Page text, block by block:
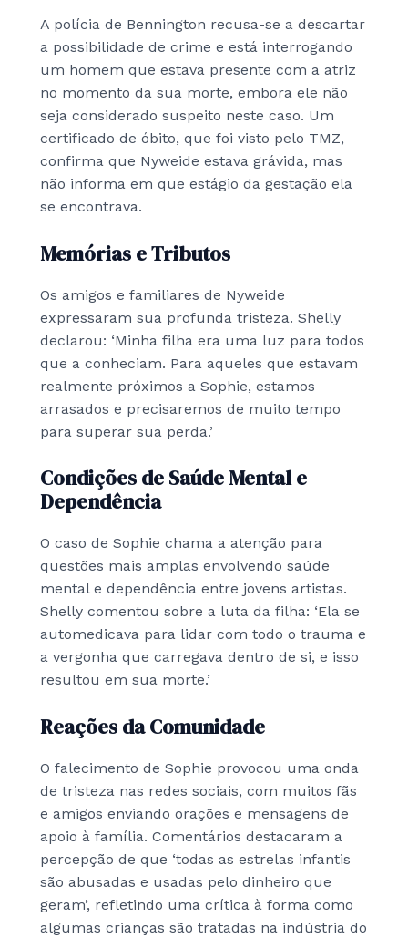
A polícia de Bennington recusa-se a descartar
a possibilidade de crime e está interrogando
um homem que estava presente com a atriz
no momento da sua morte, embora ele não
seja considerado suspeito neste caso. Um
certificado de óbito, que foi visto pelo TMZ,
confirma que Nyweide estava grávida, mas
não informa em que estágio da gestação ela
se encontrava.
Memórias e Tributos
Os amigos e familiares de Nyweide
expressaram sua profunda tristeza. Shelly
declarou: ‘Minha filha era uma luz para todos
que a conheciam. Para aqueles que estavam
realmente próximos a Sophie, estamos
arrasados e precisaremos de muito tempo
para superar sua perda.’
Condições de Saúde Mental e
Dependência
O caso de Sophie chama a atenção para
questões mais amplas envolvendo saúde
mental e dependência entre jovens artistas.
Shelly comentou sobre a luta da filha: ‘Ela se
automedicava para lidar com todo o trauma e
a vergonha que carregava dentro de si, e isso
resultou em sua morte.’
Reações da Comunidade
O falecimento de Sophie provocou uma onda
de tristeza nas redes sociais, com muitos fãs
e amigos enviando orações e mensagens de
apoio à família. Comentários destacaram a
percepção de que ‘todas as estrelas infantis
são abusadas e usadas pelo dinheiro que
geram’, refletindo uma crítica à forma como
algumas crianças são tratadas na indústria do